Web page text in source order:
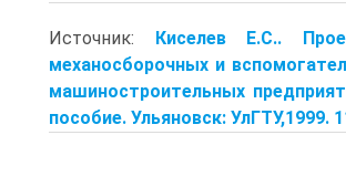
Источник: Киселев Е.С..
механосборочных и
машиностроительных
пособие. Ульяновск: УлГТУ,1999.